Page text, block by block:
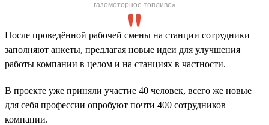
газомоторное топливо»
После проведённой рабочей смены на станции сотрудники
заполняют анкеты, предлагая новые идеи для улучшения
работы компании в целом и на станциях в частности.
В проекте уже приняли участие 40 человек, всего же новые
для себя профессии опробуют почти 400 сотрудников
компании.